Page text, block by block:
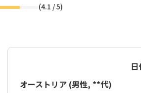
(4.1 / 5)
オーストリア (男性, **代)